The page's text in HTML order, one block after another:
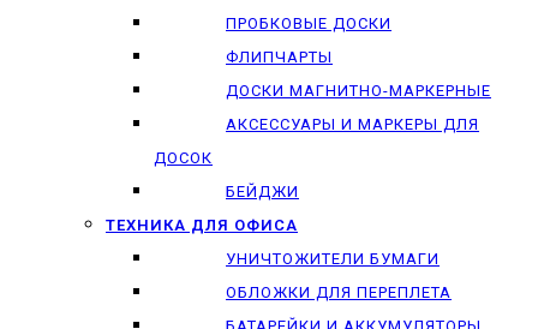
ПРОБКОВЫЕ ДОСКИ
ФЛИПЧАРТЫ
ДОСКИ МАГНИТНО-МАРКЕРНЫЕ
АКСЕССУАРЫ И МАРКЕРЫ ДЛЯ
ДОСОК
БЕЙДЖИ
ТЕХНИКА ДЛЯ ОФИСА
УНИЧТОЖИТЕЛИ БУМАГИ
ОБЛОЖКИ ДЛЯ ПЕРЕПЛЕТА